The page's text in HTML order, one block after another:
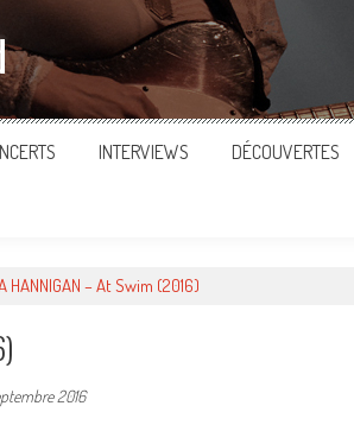
INTERVIEWS DÉCOUVERTES
HANNIGAN – At Swim (2016)
2016